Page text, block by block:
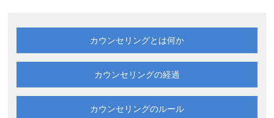
カウンセリングとは何か
カウンセリングの経過
カウンセリングのルール